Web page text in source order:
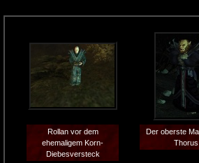
Rollan vor dem
ehemaligem Korn-
Diebesversteck
Der oberste
Thorus